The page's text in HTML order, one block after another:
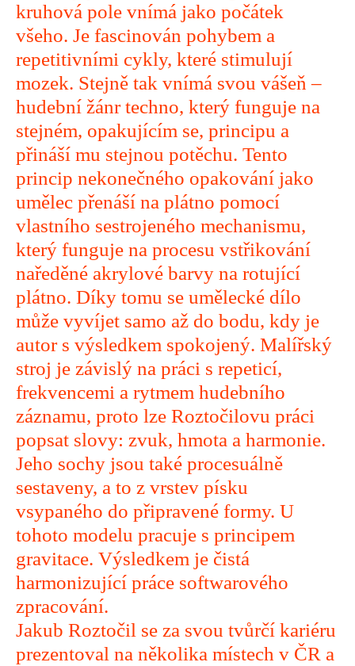
kruhová pole vnímá jako počátek
všeho. Je fascinován pohybem a
repetitivními cykly, které stimulují
mozek. Stejně tak vnímá svou vášeň –
hudební žánr techno, který funguje na
stejném, opakujícím se, principu a
přináší mu stejnou potěchu. Tento
princip nekonečného opakování jako
umělec přenáší na plátno pomocí
vlastního sestrojeného mechanismu,
který funguje na procesu vstřikování
naředěné akrylové barvy na rotující
plátno. Díky tomu se umělecké dílo
může vyvíjet samo až do bodu, kdy je
autor s výsledkem spokojený. Malířský
stroj je závislý na práci s repeticí,
frekvencemi a rytmem hudebního
záznamu, proto lze Roztočilovu práci
popsat slovy: zvuk, hmota a harmonie.
Jeho sochy jsou také procesuálně
sestaveny, a to z vrstev písku
vsypaného do připravené formy. U
tohoto modelu pracuje s principem
gravitace. Výsledkem je čistá
harmonizující práce softwarového
zpracování.
Jakub Roztočil se za svou tvůrčí kariéru
prezentoval na několika místech v ČR a